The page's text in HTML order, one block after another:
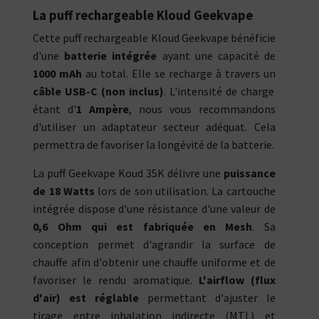
La puff rechargeable Kloud Geekvape
Cette puff rechargeable Kloud Geekvape bénéficie
d'une batterie intégrée ayant une capacité de
1000 mAh au total. Elle se recharge à travers un
câble USB-C (non inclus). L'intensité de charge
étant d'1 Ampère, nous vous recommandons
d'utiliser un adaptateur secteur adéquat. Cela
permettra de favoriser la longévité de la batterie.
La puff Geekvape Koud 35K délivre une puissance
de 18 Watts lors de son utilisation. La cartouche
intégrée dispose d'une résistance d'une valeur de
0,6 Ohm qui est fabriquée en Mesh. Sa
conception permet d'agrandir la surface de
chauffe afin d'obtenir une chauffe uniforme et de
favoriser le rendu aromatique. L'airflow (flux
d'air) est réglable permettant d'ajuster le
tirage entre inhalation indirecte (MTL) et